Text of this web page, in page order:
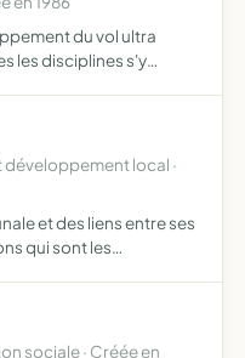
du vol ultra
les disciplines s'y
développement local ·
et des liens entre ses
qui sont les
sociale · Créée en